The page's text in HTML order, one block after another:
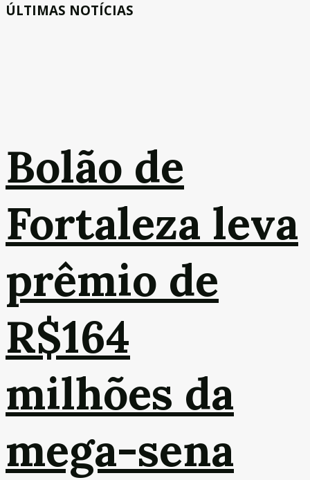
ÚLTIMAS NOTÍCIAS
Bolão de
Fortaleza leva
prêmio de
R$164
milhões da
mega-sena